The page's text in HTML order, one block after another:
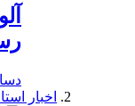
دسامبر
اخبار